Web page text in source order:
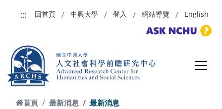
:::
回首頁 中興大學 登入 網站導覽 English
首頁 最新消息 最新消息